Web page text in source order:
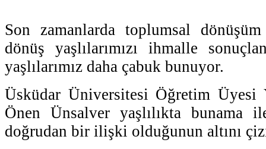
Son zamanlarda toplumsal
dönüş yaşlılarımızı ihmalle
yaşlılarımız daha çabuk bunuyor.
Üsküdar Üniversitesi Öğretim Üyesi
Önen Ünsalver yaşlılıkta bunama
doğrudan bir ilişki olduğunun altını